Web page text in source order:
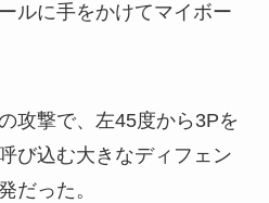
ルに手をかけてマイボー
攻撃で、左45度から3Pを
び込む大きなディフェン
だった。